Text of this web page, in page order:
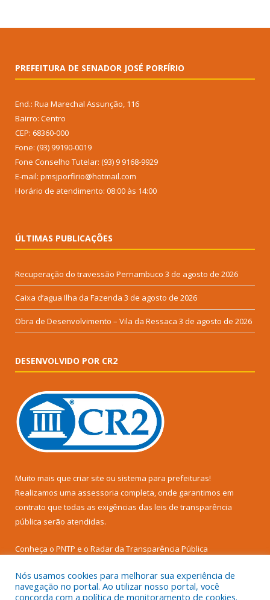
PREFEITURA DE SENADOR JOSÉ PORFÍRIO
End.: Rua Marechal Assunção, 116
Bairro: Centro
CEP: 68360-000
Fone: (93) 99190-0019
Fone Conselho Tutelar: (93) 9 9168-9929
E-mail: pmsjporfirio@hotmail.com
Horário de atendimento: 08:00 às 14:00
ÚLTIMAS PUBLICAÇÕES
Recuperação do travessão Pernambuco 3 de agosto de 2026
Caixa d’agua Ilha da Fazenda 3 de agosto de 2026
Obra de Desenvolvimento – Vila da Ressaca 3 de agosto de 2026
DESENVOLVIDO POR CR2
Muito mais que criar site ou sistema para prefeituras!
Realizamos uma assessoria completa, onde garantimos em
contrato que todas as exigências das leis de transparência
pública serão atendidas.
Conheça o PNTP e o Radar da Transparência Pública
Nós usamos cookies para melhorar sua experiência de
navegação no portal. Ao utilizar nosso portal, você
concorda com a política de monitoramento de cookies.